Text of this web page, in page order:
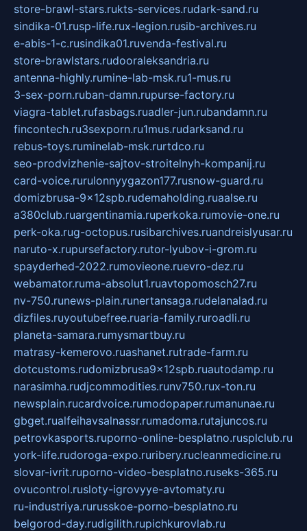
store-brawl-stars.rukts-services.rudark-sand.ru
sindika-01.rusp-life.rux-legion.rusib-archives.ru
e-abis-1-c.rusindika01.ruvenda-festival.ru
store-brawlstars.rudooraleksandria.ru
antenna-highly.rumine-lab-msk.ru1-mus.ru
3-sex-porn.ruban-damn.rupurse-factory.ru
viagra-tablet.rufasbags.ruadler-jun.rubandamn.ru
fincontech.ru3sexporn.ru1mus.rudarksand.ru
rebus-toys.ruminelab-msk.rurtdco.ru
seo-prodvizhenie-sajtov-stroitelnyh-kompanij.ru
card-voice.rurulonnyygazon177.rusnow-guard.ru
domizbrusa-9x12spb.rudemaholding.ruaalse.ru
a380club.ruargentinamia.ruperkoka.rumovie-one.ru
perk-oka.rug-octopus.rusibarchives.ruandreislyusar.ru
naruto-x.rupursefactory.rutor-lyubov-i-grom.ru
spayderhed-2022.rumovieone.ruevro-dez.ru
webamator.ruma-absolut1.ruavtopomosch27.ru
nv-750.runews-plain.runertansaga.rudelanalad.ru
dizfiles.ruyoutubefree.ruaria-family.ruroadli.ru
planeta-samara.rumysmartbuy.ru
matrasy-kemerovo.ruashanet.rutrade-farm.ru
dotcustoms.rudomizbrusa9x12spb.ruautodamp.ru
narasimha.rudjcommodities.runv750.rux-ton.ru
newsplain.rucardvoice.rumodopaper.rumanunae.ru
gbget.rualfeihavsalnassr.rumadoma.rutajuncos.ru
petrovkasports.ruporno-online-besplatno.rusplclub.ru
york-life.rudoroga-expo.ruribery.rucleanmedicine.ru
slovar-ivrit.ruporno-video-besplatno.ruseks-365.ru
ovucontrol.rusloty-igrovyye-avtomaty.ru
ru-industriya.rurusskoe-porno-besplatno.ru
belgorod-day.rudigilith.rupichkurovlab.ru